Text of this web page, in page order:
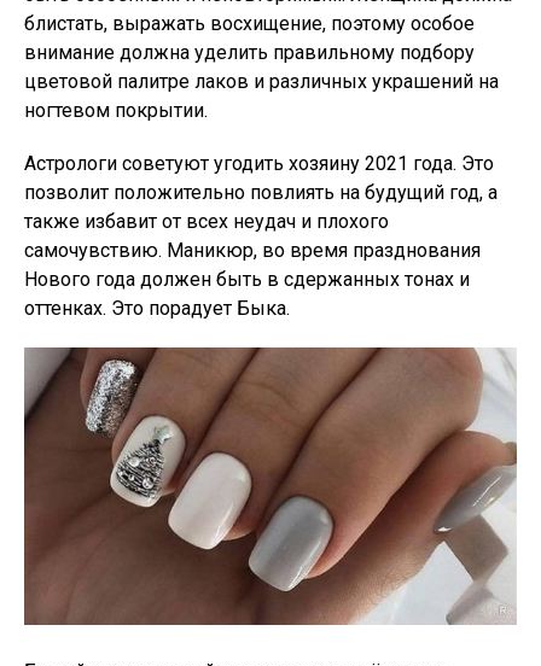
блистать, выражать восхищение, поэтому особое
внимание должна уделить правильному подбору
цветовой палитре лаков и различных украшений на
ногтевом покрытии.
Астрологи советуют угодить хозяину 2021 года. Это
позволит положительно повлиять на будущий год, а
также избавит от всех неудач и плохого
самочувствию. Маникюр, во время празднования
Нового года должен быть в сдержанных тонах и
оттенках. Это порадует Быка.